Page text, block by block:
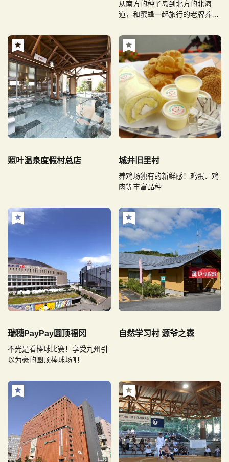
从南方的种子岛到北方的北海
道，和蜜蜂一起旅行的老牌养蜂
照叶温泉度假村总店 城井旧里村
养鸡场独有的新鲜感！鸡蛋、鸡
肉等丰富品种
瑞穗PayPay圆顶福冈
不光是看棒球比赛！享受九州引
以为豪的圆顶棒球场吧
自然学习村 源爷之森